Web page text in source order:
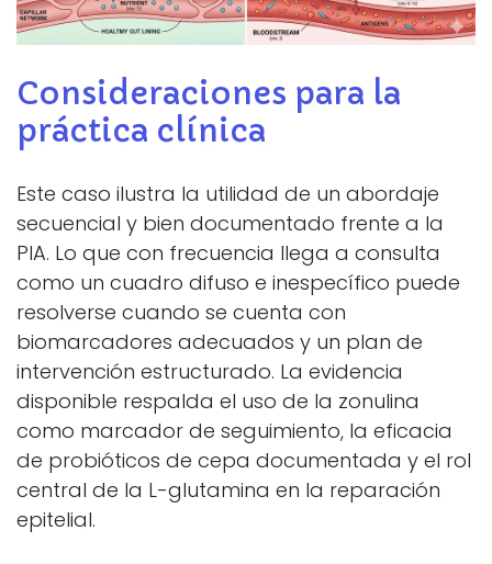
Consideraciones para la
práctica clínica
Este caso ilustra la utilidad de un abordaje
secuencial y bien documentado frente a la
PIA. Lo que con frecuencia llega a consulta
como un cuadro difuso e inespecífico puede
resolverse cuando se cuenta con
biomarcadores adecuados y un plan de
intervención estructurado. La evidencia
disponible respalda el uso de la zonulina
como marcador de seguimiento, la eficacia
de probióticos de cepa documentada y el rol
central de la L-glutamina en la reparación
epitelial.